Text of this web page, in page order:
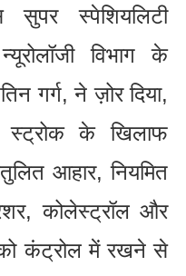
स्पेशियलिटी
विभाग के
गर्ग, ने ज़ोर दिया,
स्ट्रोक के खिलाफ
आहार, नियमित
कोलेस्ट्रॉल और
को कंट्रोल में रखने से